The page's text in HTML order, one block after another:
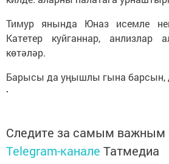
Тимур янында Юназ исемле
Катетер куйганнар, анлизлар
көтәләр.
Барысы да уңышлы гына барсын,
Следите за самым важным
Telegram-канале Татмедиа